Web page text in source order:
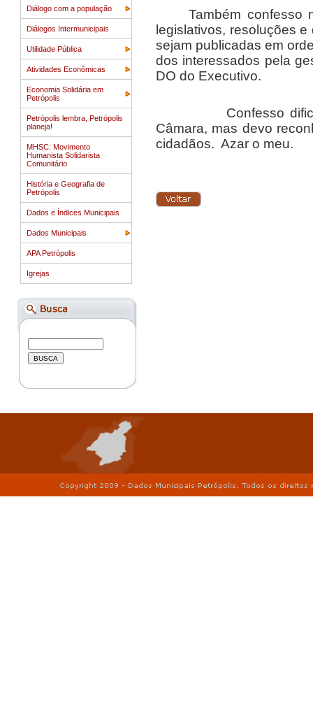
Diálogo com a população
Diálogos Intermunicipais
Utilidade Pública
Atividades Econômicas
Economia Solidária em
Petrópolis
Petrópolis lembra, Petrópolis
planeja!
MHSC: Movimento
Humanista Solidarista
Comunitário
História e Geografia de
Petrópolis
Dados e Índices Municipais
Dados Municipais
APA Petrópolis
Igrejas
Também confesso
legislativos, resoluções
sejam publicadas em
dos interessados pela
DO do Executivo.
Confesso
Câmara, mas devo
cidadãos. Azar o meu.